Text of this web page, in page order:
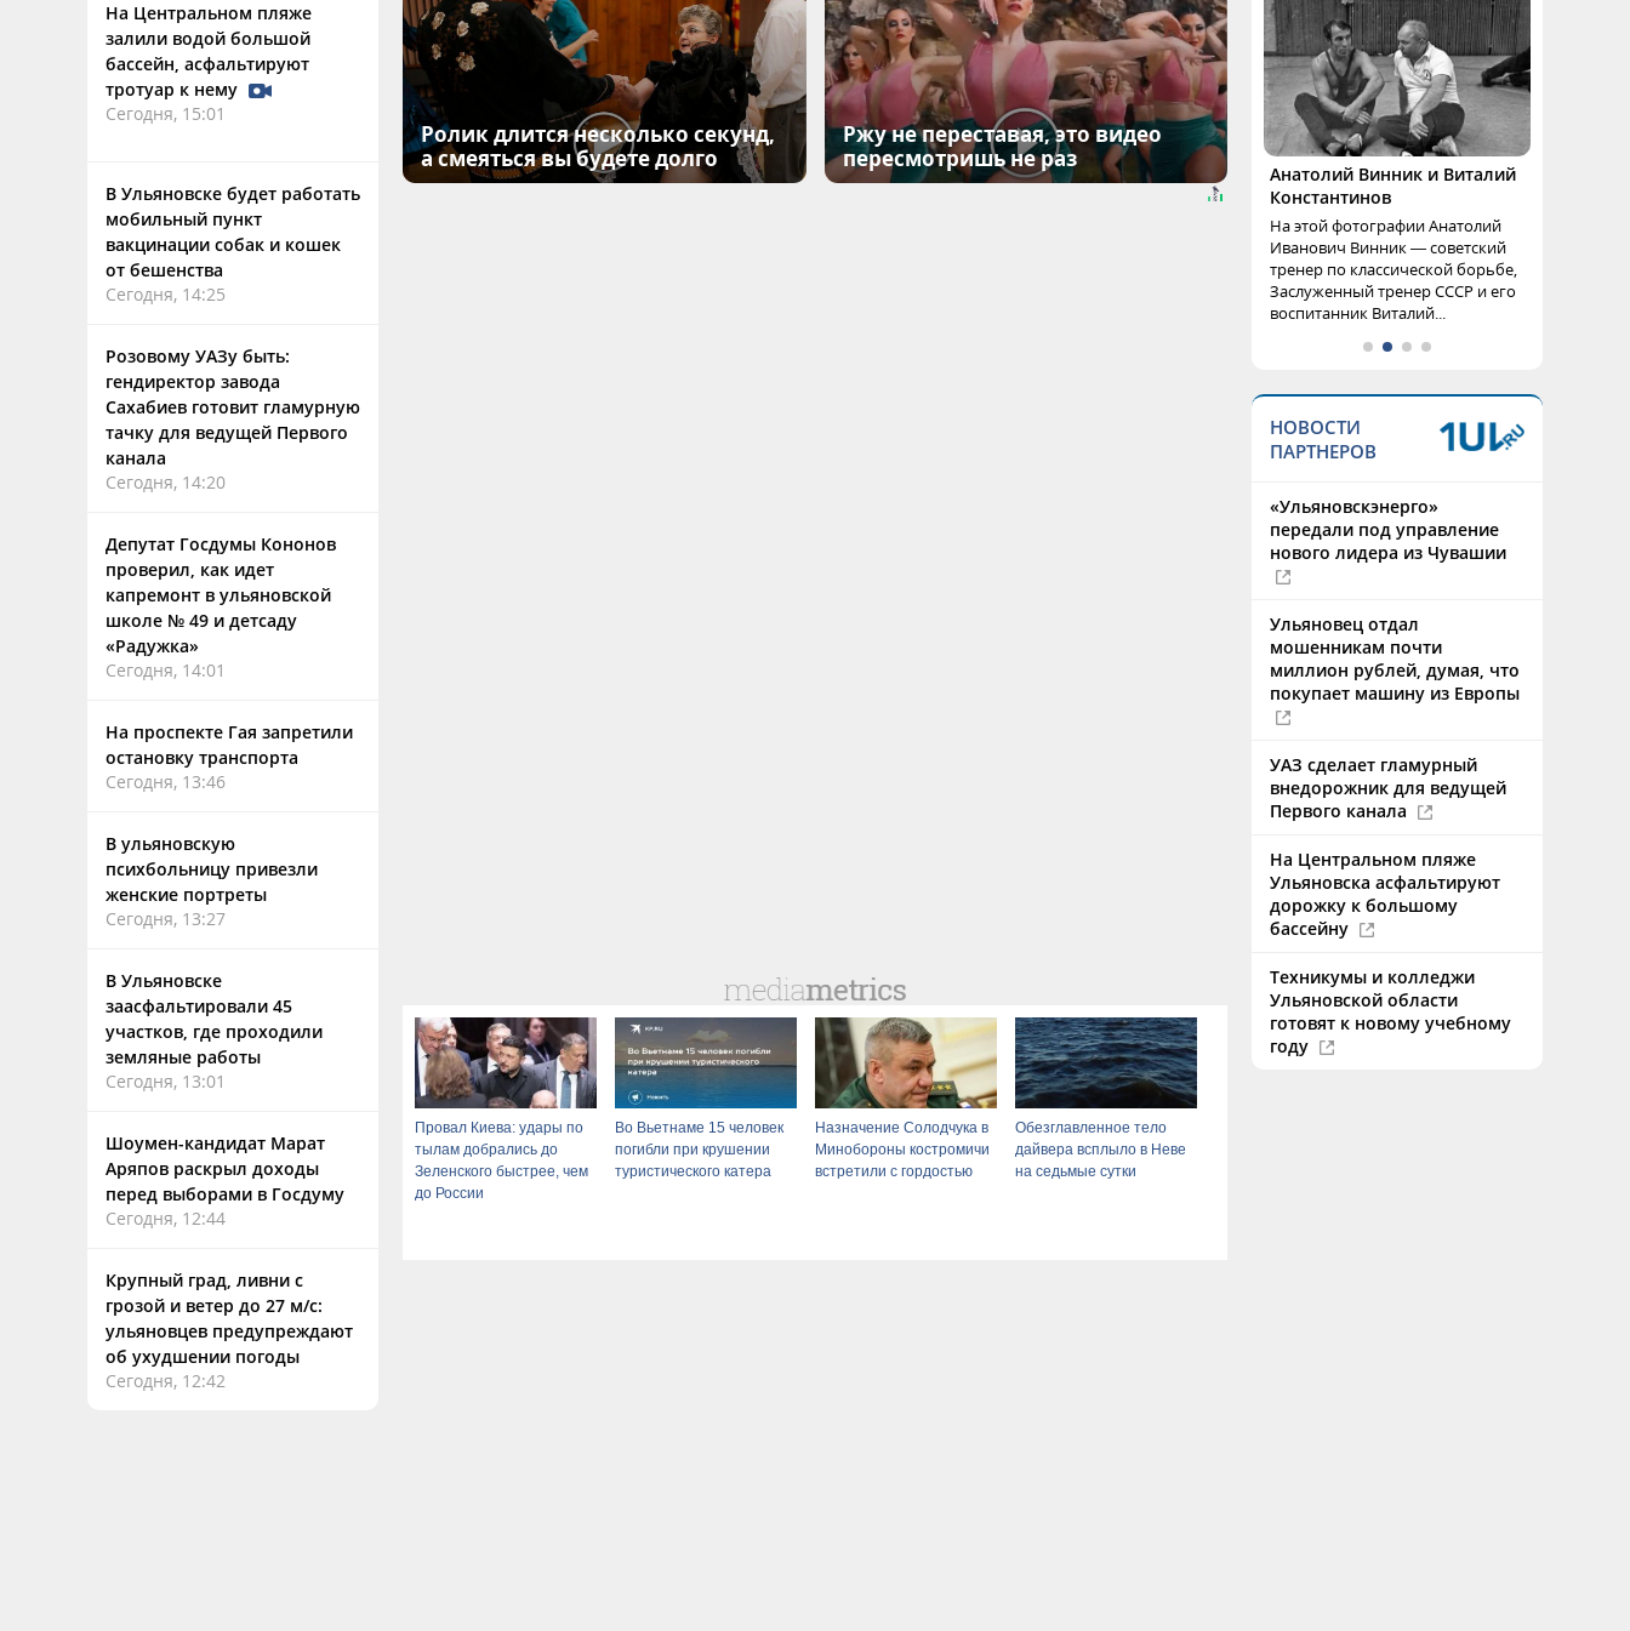
На Центральном пляже
залили водой большой
бассейн, асфальтируют
тротуар к нему
Сегодня, 15:01
В Ульяновске будет работать
мобильный пункт
вакцинации собак и кошек
от бешенства
Сегодня, 14:25
Розовому УАЗу быть:
гендиректор завода
Сахабиев готовит гламурную
тачку для ведущей Первого
канала
Сегодня, 14:20
Депутат Госдумы Кононов
проверил, как идет
капремонт в ульяновской
школе № 49 и детсаду
«Радужка»
Сегодня, 14:01
На проспекте Гая запретили
остановку транспорта
Сегодня, 13:46
В ульяновскую
психбольницу привезли
женские портреты
Сегодня, 13:27
В Ульяновске
заасфальтировали 45
участков, где проходили
земляные работы
Сегодня, 13:01
Шоумен-кандидат Марат
Аряпов раскрыл доходы
перед выборами в Госдуму
Сегодня, 12:44
Крупный град, ливни с
грозой и ветер до 27 м/с:
ульяновцев предупреждают
об ухудшении погоды
Сегодня, 12:42
Ролик длится несколько секунд,
а смеяться вы будете долго
Ржу не переставая, это видео
пересмотришь не раз
Провал Киева: удары по
тылам добрались до
Зеленского быстрее, чем
до России
Во Вьетнаме 15 человек
погибли при крушении
туристического катера
Назначение Солодчука в
Минобороны костромичи
встретили с гордостью
Обезглавленное тело
дайвера всплыло в Неве
на седьмые сутки
Анатолий Винник и Виталий
Константинов
На этой фотографии Анатолий
Иванович Винник — советский
тренер по классической борьбе,
Заслуженный тренер СССР и его
воспитанник Виталий...
НОВОСТИ
ПАРТНЕРОВ
«Ульяновскэнерго»
передали под управление
нового лидера из Чувашии
Ульяновец отдал
мошенникам почти
миллион рублей, думая, что
покупает машину из Европы
УАЗ сделает гламурный
внедорожник для ведущей
Первого канала
На Центральном пляже
Ульяновска асфальтируют
дорожку к большому
бассейну
Техникумы и колледжи
Ульяновской области
готовят к новому учебному
году